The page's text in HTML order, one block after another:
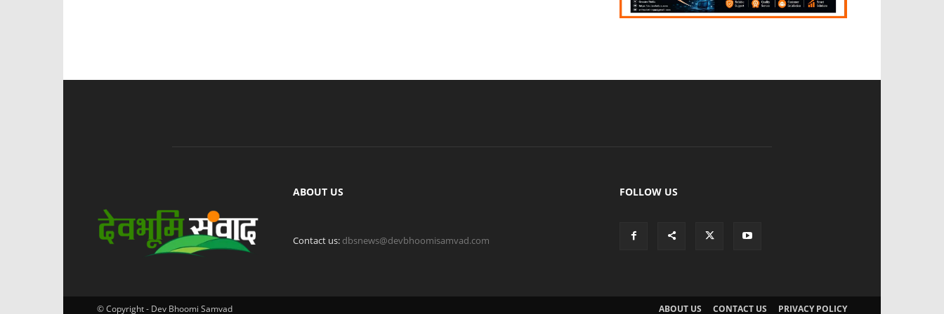
ABOUT US
Contact us: dbsnews@devbhoomisamvad.com
FOLLOW US
ABOUT US CONTACT US PRIVACY POLICY
© Copyright - Dev Bhoomi Samvad